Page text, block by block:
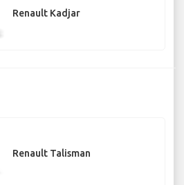
Renault Kadjar
Renault Talisman